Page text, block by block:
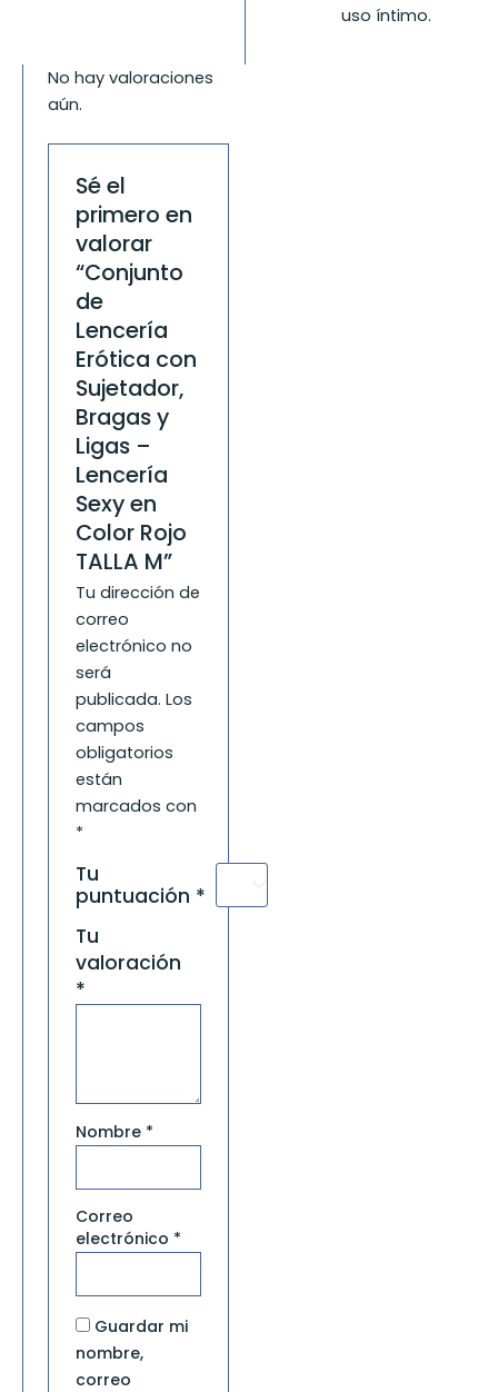
uso íntimo.
No hay valoraciones
aún.
Sé el
primero en
valorar
“Conjunto
de
Lencería
Erótica con
Sujetador,
Bragas y
Ligas –
Lencería
Sexy en
Color Rojo
TALLA M”
Tu dirección de
correo
electrónico no
será
publicada. Los
campos
obligatorios
están
marcados con
*
Tu
puntuación *
Tu
valoración
*
Nombre *
Correo
electrónico *
Guardar mi
nombre,
correo